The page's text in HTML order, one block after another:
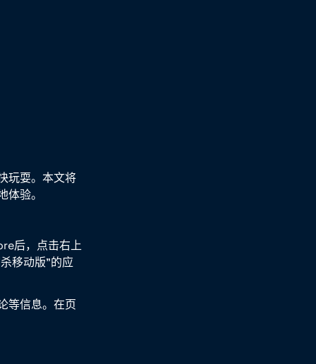
玩耍。本文将
验。
后，点击右上
移动版”的应
等信息。在页